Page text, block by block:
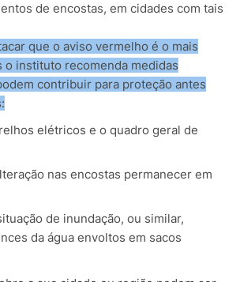
de encostas, em cidades com tais
que o aviso vermelho é o mais
o instituto recomenda medidas
contribuir para proteção antes
elétricos e o quadro geral de
nas encostas permanecer em
de inundação, ou similar,
da água envoltos em sacos